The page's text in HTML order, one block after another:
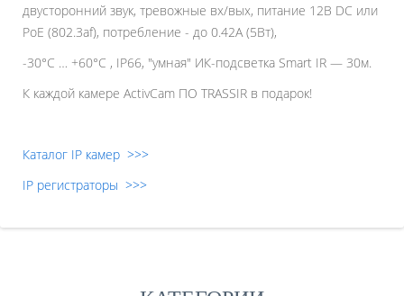
двусторонний звук, тревожные вх/вых, питание 12В DC или
PoE (802.3af), потребление - до 0.42A (5Вт),
-30°C … +60°C , IP66, "умная" ИК-подсветка Smart IR — 30м.
К каждой камере ActivCam ПО TRASSIR в подарок!
Каталог IP камер >>>
IP регистраторы >>>